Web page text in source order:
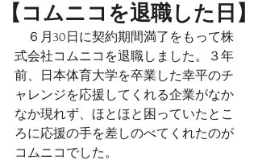
【コムニコを退職した日】
６月30日に契約期間満了をもって株
式会社コムニコを退職しました。３年
前、日本体育大学を卒業した幸平のチ
ャレンジを応援してくれる企業がなか
なか現れず、ほとほと困っていたとこ
ろに応援の手を差しのべてくれたのが
コムニコでした。